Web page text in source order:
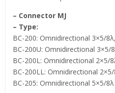
– Connector MJ
– Type:
BC-200: Omnidirectional 3×5/
BC-200U: Omnidirectional 3×5/
BC-200L: Omnidirectional 2×5/
BC-200LL: Omnidirectional
BC-205: Omnidirectional 5×5/8λ